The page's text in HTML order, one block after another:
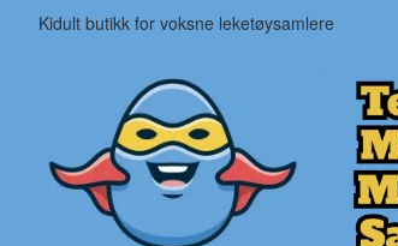
Kidult butikk for voksne leketøysamlere